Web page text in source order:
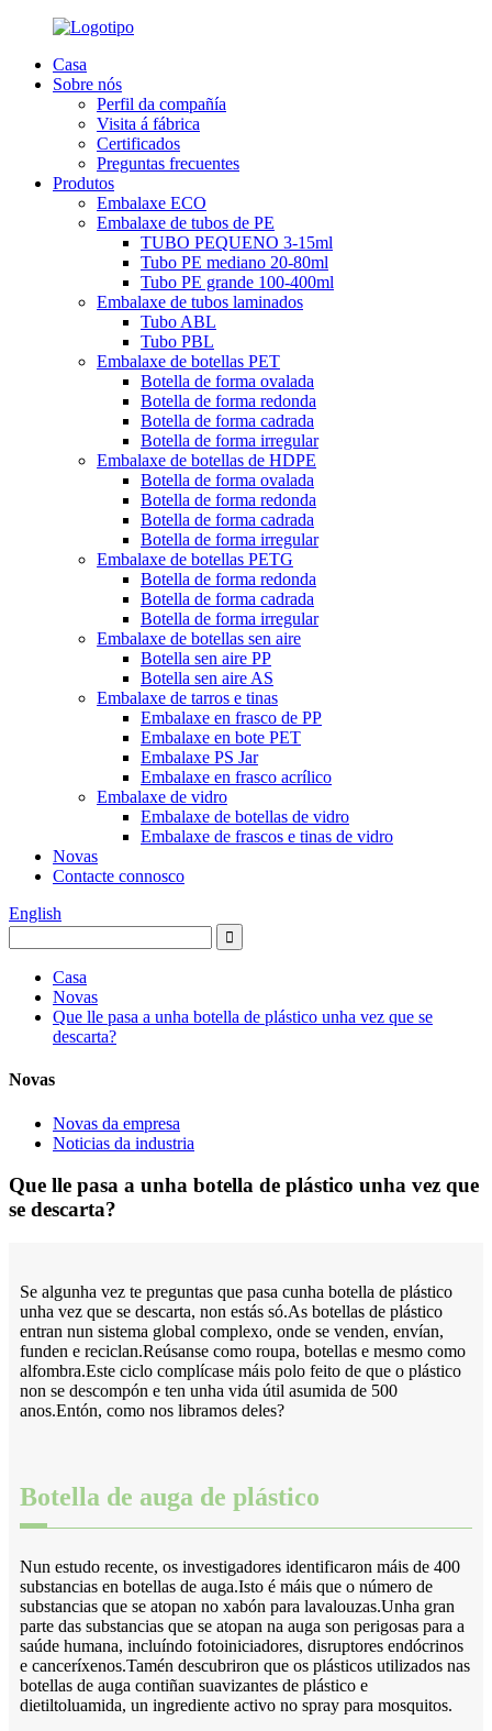
Casa
Sobre nós
Perfil da compañía
Visita á fábrica
Certificados
Preguntas frecuentes
Produtos
Embalaxe ECO
Embalaxe de tubos de PE
TUBO PEQUENO 3-15ml
Tubo PE mediano 20-80ml
Tubo PE grande 100-400ml
Embalaxe de tubos laminados
Tubo ABL
Tubo PBL
Embalaxe de botellas PET
Botella de forma ovalada
Botella de forma redonda
Botella de forma cadrada
Botella de forma irregular
Embalaxe de botellas de HDPE
Botella de forma ovalada
Botella de forma redonda
Botella de forma cadrada
Botella de forma irregular
Embalaxe de botellas PETG
Botella de forma redonda
Botella de forma cadrada
Botella de forma irregular
Embalaxe de botellas sen aire
Botella sen aire PP
Botella sen aire AS
Embalaxe de tarros e tinas
Embalaxe en frasco de PP
Embalaxe en bote PET
Embalaxe PS Jar
Embalaxe en frasco acrílico
Embalaxe de vidro
Embalaxe de botellas de vidro
Embalaxe de frascos e tinas de vidro
Novas
Contacte connosco
English
Casa
Novas
Que lle pasa a unha botella de plástico unha vez que se
descarta?
Novas
Novas da empresa
Noticias da industria
Que lle pasa a unha botella de plástico unha vez que
se descarta?
Se algunha vez te preguntas que pasa cunha botella de plástico
unha vez que se descarta, non estás só.As botellas de plástico
entran nun sistema global complexo, onde se venden, envían,
funden e reciclan.Reúsanse como roupa, botellas e mesmo como
alfombra.Este ciclo complícase máis polo feito de que o plástico
non se descompón e ten unha vida útil asumida de 500
anos.Entón, como nos libramos deles?
Botella de auga de plástico
Nun estudo recente, os investigadores identificaron máis de 400
substancias en botellas de auga.Isto é máis que o número de
substancias que se atopan no xabón para lavalouzas.Unha gran
parte das substancias que se atopan na auga son perigosas para a
saúde humana, incluíndo fotoiniciadores, disruptores endócrinos
e canceríxenos.Tamén descubriron que os plásticos utilizados nas
botellas de auga contiñan suavizantes de plástico e
dietiltoluamida, un ingrediente activo no spray para mosquitos.